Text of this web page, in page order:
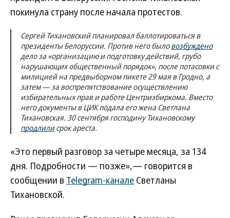
покинула страну после начала протестов.
Сергей Тихановский планировал баллотироваться в
президенты Белоруссии. Против него быловозбуждено
дело за «организацию и подготовку действий, грубо
нарушающих общественный порядок», после потасовки с
милицией на предвыборном пикете 29 мая в Гродно, а
затем — за воспрепятствование осуществлению
избирательных прав и работе Центризбиркома. Вместо
него документы в ЦИК подала его жена Светлана
Тихановская. 30 сентября господину Тихановскому
продлилисрок ареста.
«Это первый разговор за четыре месяца, за 134
дня. Подробности — позже»,— говорится в
сообщении в Telegram-канале Светланы
Тихановской.